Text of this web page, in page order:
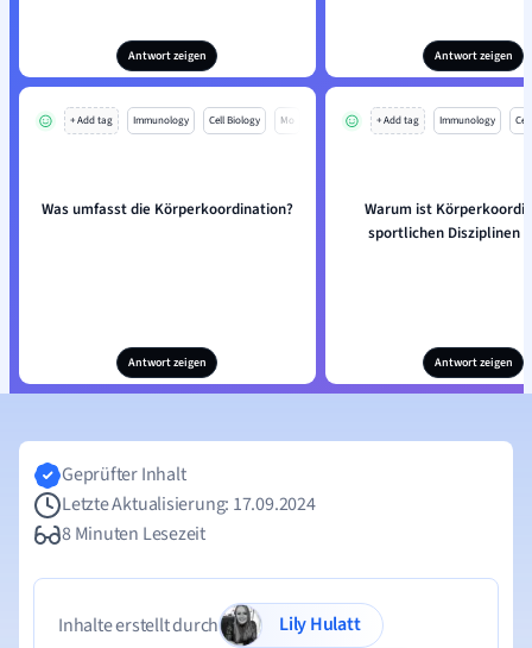
Antwort zeigen Antwort zeigen
+ Add tag Immunology Cell Biology Mo
Was umfasst die Körperkoordination?
Antwort zeigen
+ Add tag Immunology
Warum ist
sportlichen Disziplinen
Antwort zeigen
Geprüfter Inhalt
Letzte Aktualisierung: 17.09.2024
8 Minuten Lesezeit
Inhalte erstellt durch
Lily Hulatt